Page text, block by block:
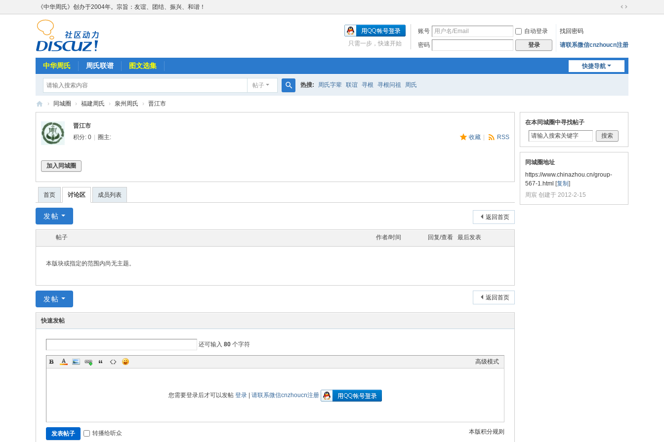
《中华周氏》创办于2004年。宗旨：友谊、团结、振兴、和谐！
切
宽
账号 自动登录
找回密码
密码
登录 请联系微信cnzhoucn注册
只需一步，快速开始
快捷导航
中华周氏 周氏联谱 图文选集
帖子
索
热搜: 周氏字辈 联谊 寻根 寻根问祖 周氏
中
华
周
》
w
w.
ch
ho
cn
› 同城圈 › 福建周氏 › 泉州周氏 › 晋江市
晋江市
收藏
RSS
积分: 0 圈主:
加入同城圈
首页 讨论区 成员列表
返回首页
发帖
帖子 作者/时间 回复/查看 最后发表
本版块或指定的范围内尚无主题。
返回首页
发帖
快速发帖
还可输入 80 个字符
高级模式
您需要登录后才可以发帖 登录 请联系微信cnzhoucn注册
本版积分规则
发表帖子 转播给听众
在本同城圈中寻找帖子
搜索
同城圈地址
https://www.chinazhou.cn/group-
567-1.html [复制 ]
周宸 创建于 2012-2-15